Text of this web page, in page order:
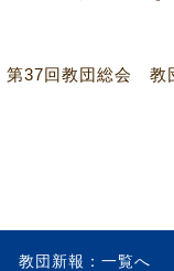
教団新報